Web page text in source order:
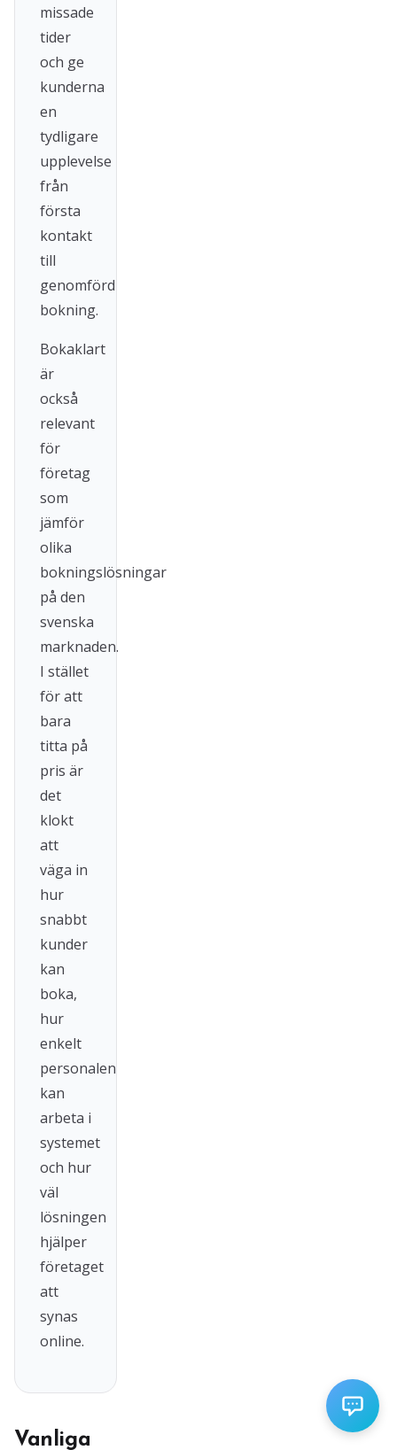
missade
tider
och ge
kunderna
en
tydligare
upplevelse
från
första
kontakt
till
genomförd
bokning.
Bokaklart
är
också
relevant
för
företag
som
jämför
olika
bokningslösningar
på den
svenska
marknaden.
I stället
för att
bara
titta på
pris är
det
klokt
att
väga in
hur
snabbt
kunder
kan
boka,
hur
enkelt
personalen
kan
arbeta i
systemet
och hur
väl
lösningen
hjälper
företaget
att
synas
online.
Vanliga